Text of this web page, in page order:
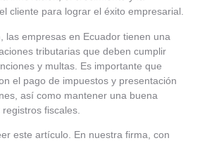
cliente para lograr el éxito empresarial.
las empresas en Ecuador tienen una
tributarias que deben cumplir
y multas. Es importante que
el pago de impuestos y presentación
así como mantener una buena
fiscales.
este artículo. En nuestra firma, con